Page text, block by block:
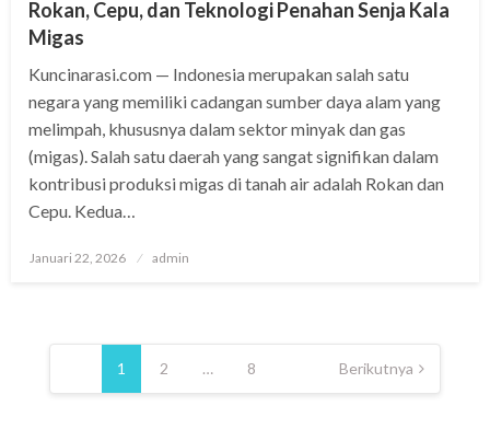
Rokan, Cepu, dan Teknologi Penahan Senja Kala
Migas
Kuncinarasi.com — Indonesia merupakan salah satu
negara yang memiliki cadangan sumber daya alam yang
melimpah, khususnya dalam sektor minyak dan gas
(migas). Salah satu daerah yang sangat signifikan dalam
kontribusi produksi migas di tanah air adalah Rokan dan
Cepu. Kedua…
Posted
Januari 22, 2026 admin
Paginasi
1 2 … 8 Berikutnya